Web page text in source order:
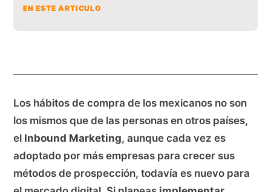
EN ESTE ARTICULO
Los hábitos de compra de los mexicanos no son
los mismos que de las personas en otros países,
el Inbound Marketing, aunque cada vez es
adoptado por más empresas para crecer sus
métodos de prospección, todavía es nuevo para